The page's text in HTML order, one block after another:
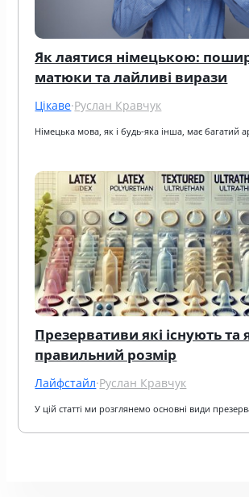
Як лаятися німецькою:
матюки та лайливі вирази
Цікаве·Руслан Кравчук
Німецька мова, як і будь-яка інша, має багатий
Презервативи які існують та
правильний розмір
Лайфстайл·Руслан Кравчук
У цій статті ми розглянемо основні види